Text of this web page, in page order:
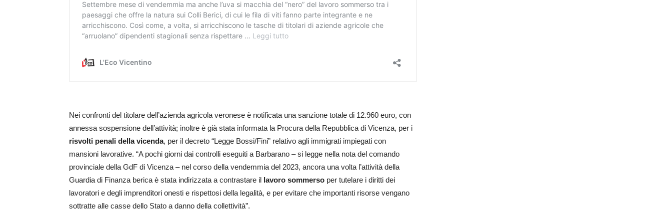
Nei confronti del titolare dell’azienda agricola veronese è notificata una sanzione totale di 12.960 euro, con
annessa sospensione dell’attività; inoltre è già stata informata la Procura della Repubblica di Vicenza, per i
risvolti penali della vicenda, per il decreto “Legge Bossi/Fini” relativo agli immigrati impiegati con
mansioni lavorative. “A pochi giorni dai controlli eseguiti a Barbarano – si legge nella nota del comando
provinciale della GdF di Vicenza – nel corso della vendemmia del 2023, ancora una volta l’attività della
Guardia di Finanza berica è stata indirizzata a contrastare il lavoro sommerso per tutelare i diritti dei
lavoratori e degli imprenditori onesti e rispettosi della legalità, e per evitare che importanti risorse vengano
sottratte alle casse dello Stato a danno della collettività”.